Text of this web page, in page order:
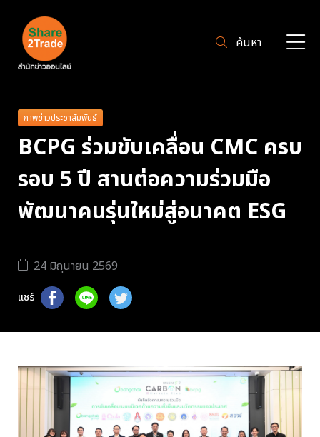
ค้นหา
ภาพข่าวประชาสัมพันธ์
BCPG ร่วมขับเคลื่อน CMC ครบ
รอบ 5 ปี สานต่อความร่วมมือ
พัฒนาคนรุ่นใหม่สู่อนาคต ESG
24 มิถุนายน 2569
แชร์